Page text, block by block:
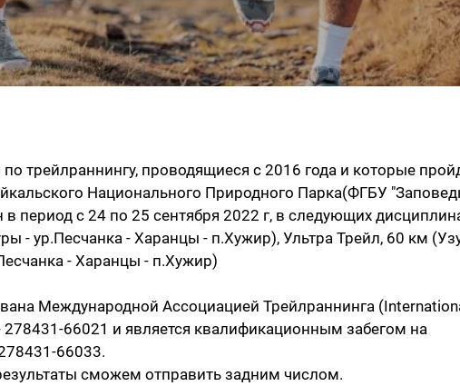
трейлраннингу, проводящиеся с 2016 года и которые
Национального Природного Парка(ФГБУ
период с 24 по 25 сентября 2022 г, в следующих
- ур.Песчанка - Харанцы - п.Хужир), Ультра Трейл, 60 км
- Харанцы - п.Хужир)
Международной Ассоциацией Трейлраннинга
278431-66021 и является квалификационным забегом на
66033.
сможем отправить задним числом.